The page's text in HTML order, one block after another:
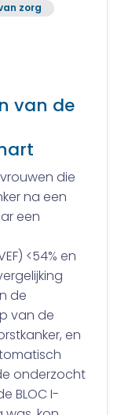
zorg
van de
die
na een
een
<54% en
de
van de
en
onderzocht
BLOC I-